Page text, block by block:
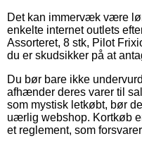
Det kan immervæk være
enkelte internet outlets
Assorteret, 8 stk, Pilot
du er skudsikker på at
Du bør bare ikke
afhænder deres varer til
som mystisk letkøbt, bør
uærlig webshop. Kortkøb
et reglement, som